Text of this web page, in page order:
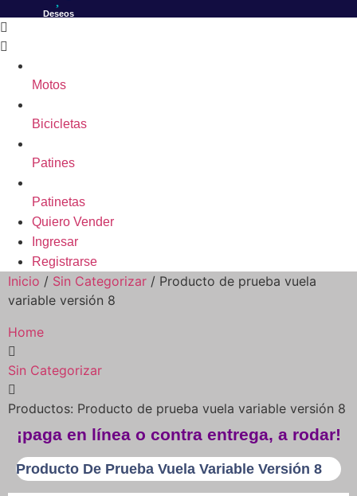
Deseos
Motos
Bicicletas
Patines
Patinetas
Quiero Vender
Ingresar
Registrarse
Inicio / Sin Categorizar / Producto de prueba vuela
variable versión 8
Home
Sin Categorizar
Productos: Producto de prueba vuela variable versión 8
¡paga en línea o contra entrega, a rodar!
Producto De Prueba Vuela Variable Versión 8